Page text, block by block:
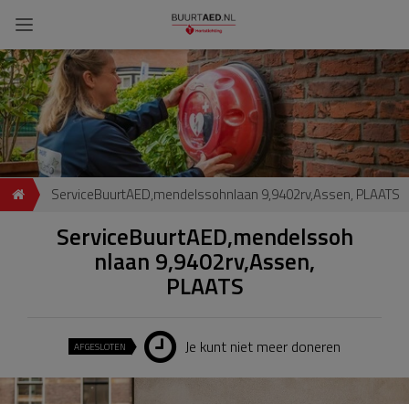
ServiceBuurtAED,mendelssohnlaan 9,9402rv,Assen, PLAATS
ServiceBuurtAED,mendelssoh
nlaan 9,9402rv,Assen,
PLAATS
AFGESLOTEN Je kunt niet meer doneren